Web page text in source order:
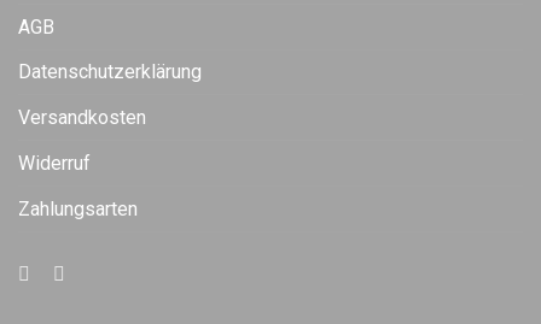
AGB
Datenschutzerklärung
Versandkosten
Widerruf
Zahlungsarten